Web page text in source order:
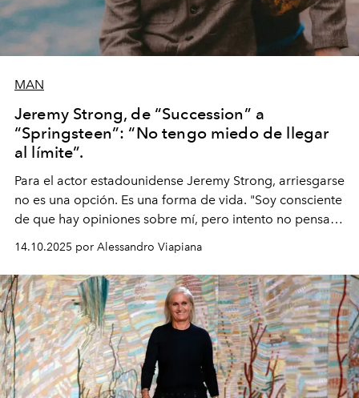
MAN
Jeremy Strong, de “Succession” a
“Springsteen”: “No tengo miedo de llegar
al límite”.
Para el actor estadounidense Jeremy Strong, arriesgarse
no es una opción. Es una forma de vida. "Soy consciente
de que hay opiniones sobre mí, pero intento no pensar
demasiado en cómo me perciben. Creo que es una
pérdida de tiempo", afirma.
14.10.2025 por Alessandro Viapiana